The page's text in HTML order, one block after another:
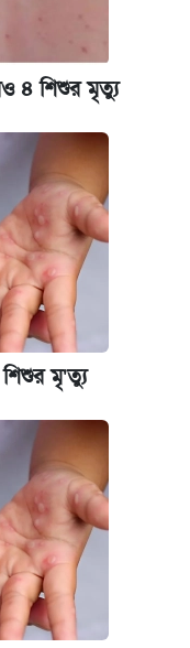
স্কলারশিপে
৪ শিশুর মৃত্যু
মৃ'ত্যু